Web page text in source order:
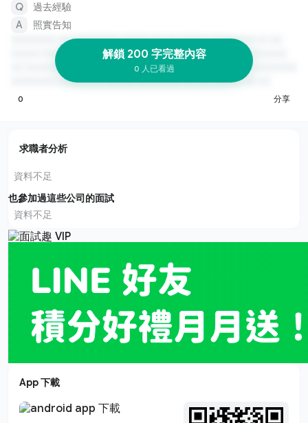
過去經驗
照實告知
解鎖 200 字完整內容
0 人已看過
0 分享
求職者分析
資料不足
也參加過這些公司的面試
資料不足
App 下載